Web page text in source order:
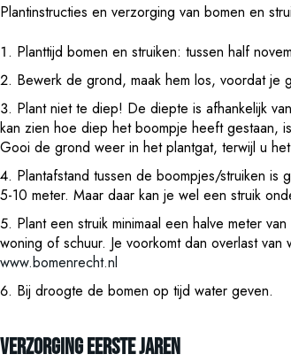
Plantinstructies en verzorging van bomen en
Planttijd bomen en struiken: tussen half
Bewerk de grond, maak hem los, voordat
Plant niet te diep! De diepte is afhankelijk
kan zien hoe diep het boompje heeft gestaan,
Gooi de grond weer in het plantgat, terwijl u
Plantafstand tussen de boompjes/struiken
5-10 meter. Maar daar kan je wel een struik
Plant een struik minimaal een halve meter
woning of schuur. Je voorkomt dan overlast
www.bomenrecht.nl
Bij droogte de bomen op tijd water geven.
Verzorging eerste jaren